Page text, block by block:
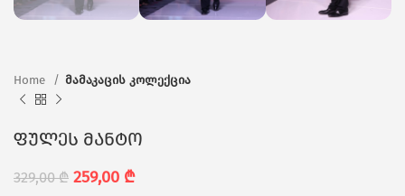
Home მამაკაცის კოლექცია
ფულეს მანტო
329,00₾ 259,00 ₾